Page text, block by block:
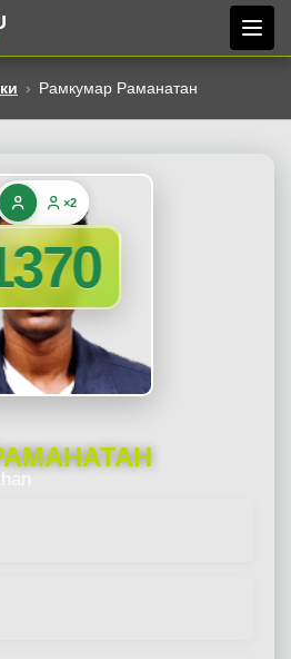
Рамкумар Раманатан
×2